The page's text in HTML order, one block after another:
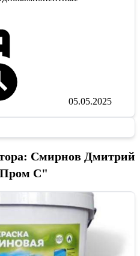
05.05.2025
Смирнов Дмитрий
С"